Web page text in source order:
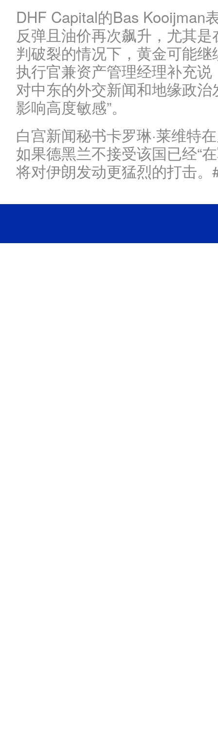
DHF Capital的Bas Kooijman
反弹且油价再次飙升，尤其
判破裂的情况下，黄金可能
执行官兼资产管理经理补充
对中东的外交新闻和地缘政
影响高度敏感”。
白宫新闻秘书卡罗琳·莱维特
如果德黑兰不接受该国已经“
将对伊朗发动更猛烈的打击